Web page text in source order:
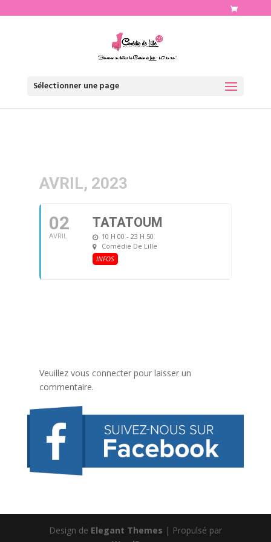
Sélectionner une page
AVRIL, 2023
02
AVRIL
TATATOUM
10 H 00 - 23 H 50
Comédie De Lille
INFOS
Veuillez vous connecter pour laisser un
commentaire.
Design de Elegant Themes | Propulsé par